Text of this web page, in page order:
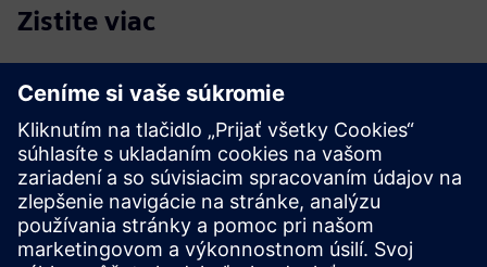
Zistite viac
Preskúmajte sprievodcu kupujúcim NX X Manufacturing.
možnostiach nasadenia a nákupu, doplnkových moduloch a
licencovaní tokenov, správe údajov a interoperabilite a
integrácii s inými produktmi.